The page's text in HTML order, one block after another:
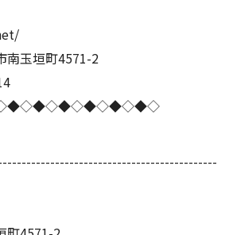
南玉垣町4571-2